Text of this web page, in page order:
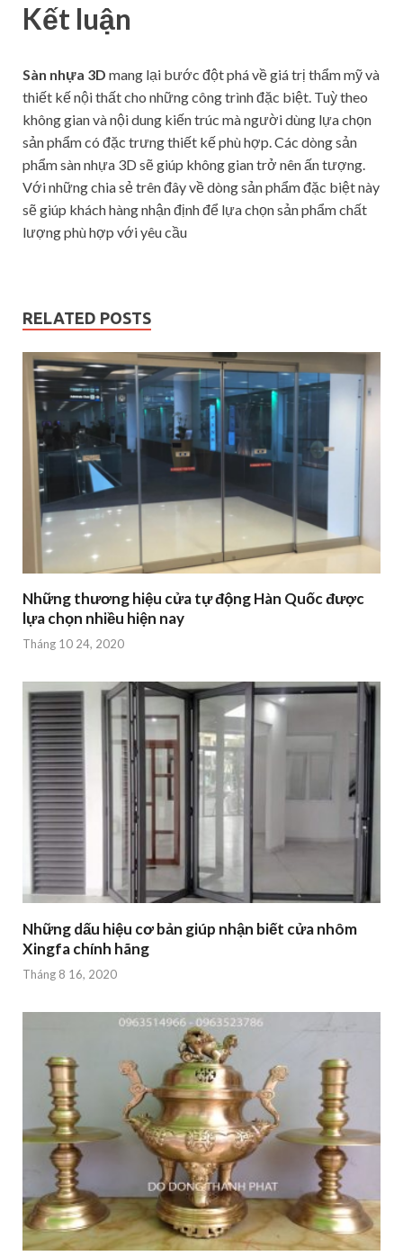
Kết luận
Sàn nhựa 3D mang lại bước đột phá về giá trị thẩm mỹ và
thiết kế nội thất cho những công trình đặc biệt. Tuỳ theo
không gian và nội dung kiến trúc mà người dùng lựa chọn
sản phẩm có đặc trưng thiết kế phù hợp. Các dòng sản
phẩm sàn nhựa 3D sẽ giúp không gian trở nên ấn tượng.
Với những chia sẻ trên đây về dòng sản phẩm đặc biệt này
sẽ giúp khách hàng nhận định để lựa chọn sản phẩm chất
lượng phù hợp với yêu cầu
RELATED POSTS
Những thương hiệu cửa tự động Hàn Quốc được
lựa chọn nhiều hiện nay
Tháng 10 24, 2020
Những dấu hiệu cơ bản giúp nhận biết cửa nhôm
Xingfa chính hãng
Tháng 8 16, 2020